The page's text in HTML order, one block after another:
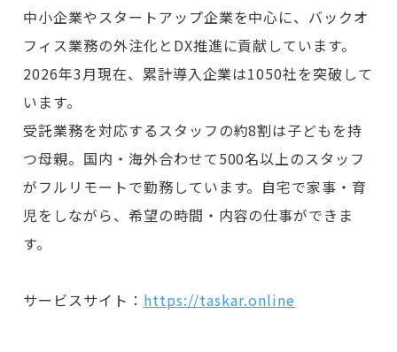
中小企業やスタートアップ企業を中心に、バックオ
フィス業務の外注化とDX推進に貢献しています。
2026年3月現在、累計導入企業は1050社を突破して
います。
受託業務を対応するスタッフの約8割は子どもを持
つ母親。国内・海外合わせて500名以上のスタッフ
がフルリモートで勤務しています。自宅で家事・育
児をしながら、希望の時間・内容の仕事ができま
す。
サービスサイト： https://taskar.online